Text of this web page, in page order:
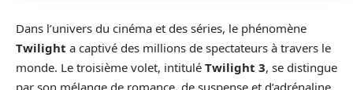
Dans l’univers du cinéma et des séries, le phénomène
Twilight a captivé des millions de spectateurs à travers le
monde. Le troisième volet, intitulé Twilight 3, se distingue
par son mélange de romance, de suspense et d’adrénaline.